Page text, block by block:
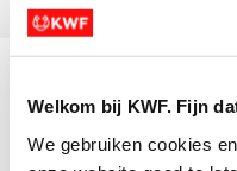
Welkom bij KWF. Fijn
We gebruiken cookies
Actiematerialen
Evenementen